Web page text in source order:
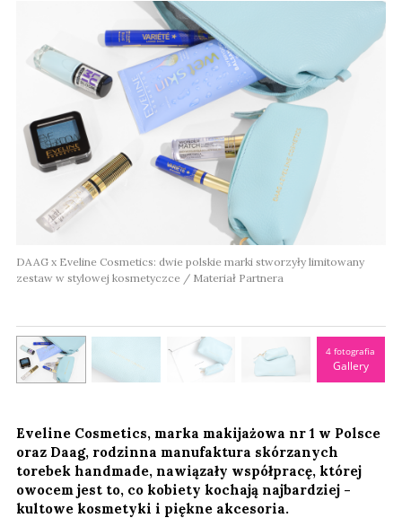
DAAG x Eveline Cosmetics: dwie polskie marki stworzyły limitowany
zestaw w stylowej kosmetyczce / Materiał Partnera
4 fotografia
Gallery
Eveline Cosmetics, marka makijażowa nr 1 w Polsce
oraz Daag, rodzinna manufaktura skórzanych
torebek handmade, nawiązały współpracę, której
owocem jest to, co kobiety kochają najbardziej -
kultowe kosmetyki i piękne akcesoria.